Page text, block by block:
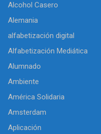
Alcohol Casero
Alemania
alfabetización digital
Alfabetización Mediática
Alumnado
Ambiente
América Solidaria
Amsterdam
Aplicación